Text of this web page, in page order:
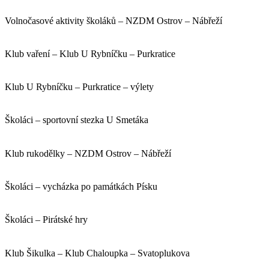
Volnočasové aktivity školáků – NZDM Ostrov – Nábřeží
Klub vaření – Klub U Rybníčku – Purkratice
Klub U Rybníčku – Purkratice – výlety
Školáci – sportovní stezka U Smetáka
Klub rukodělky – NZDM Ostrov – Nábřeží
Školáci – vycházka po památkách Písku
Školáci – Pirátské hry
Klub Šikulka – Klub Chaloupka – Svatoplukova